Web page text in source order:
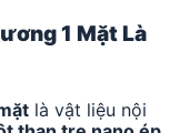
1 Mặt Là
là vật liệu nội